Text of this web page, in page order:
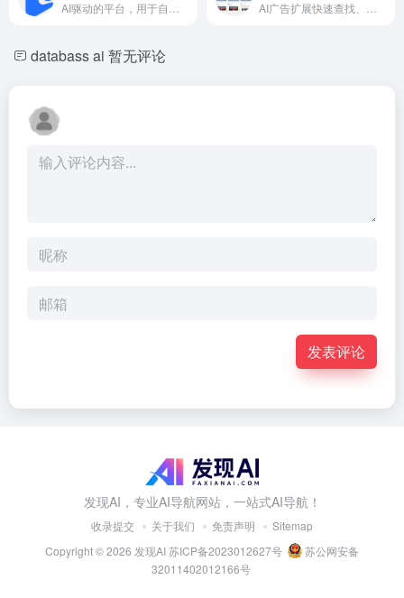
databass ai 暂无评论
发表评论
发现AI，专业AI导航网站，一站式AI导航！
收录提交 关于我们 免责声明
Sitemap
Copyright © 2026 发现AI苏ICP备2023012627号
苏公网安备
32011402012166号